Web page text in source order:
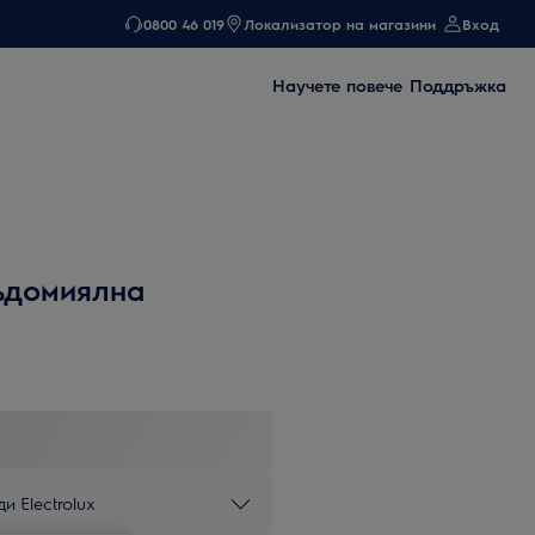
0800 46 019 Локализатор на магазини Вход
Научете повече Поддръжка
Electrolux